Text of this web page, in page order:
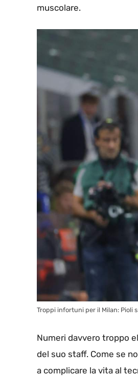
muscolare.
Troppi infortuni per il Milan: Pioli
Numeri davvero troppo
del suo staff. Come se
a complicare la vita al